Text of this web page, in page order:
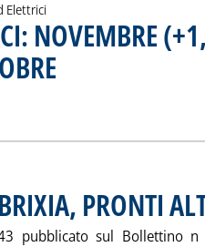
Elettrici
NOVEMBRE
NOVEMBRE
PRONTI
pubblicato sul Bollettino